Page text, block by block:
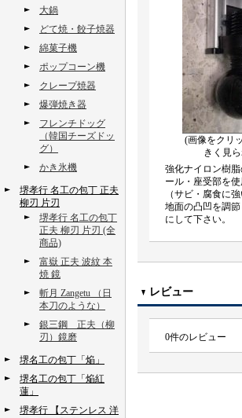
大鍋
どて焼・餃子焼器
綿菓子機
ポップコーン機
クレープ焼器
爆弾焼き器
フレンチドッグ
（韓国チーズドッ
グ）
かき氷機
堺孝行 名工の包丁 正夫
柳刃 片刃
堺孝行 名工の包丁
正夫 柳刃 片刃 (全
商品)
富嶽 正夫 波紋 本
焼 鏡
斬月 Zangetu （日
本刀のような）
銀三鋼 正夫（柳
刃）鏡磨
堺名工の包丁「焔」
堺名工の包丁「焔紅
蓮」
堺孝行 【ステンレス 洋
(画像をクリ
きく見
強化ナイロン樹
ール・座受部を使
（サビ・腐食に強
地面の凸凹を調
にして下さい。
レビュー
0件のレビュー